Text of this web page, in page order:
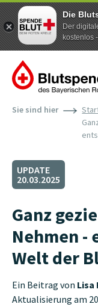
Die
Der
kostenlos
Zum Inhalt der Seite
Sie sind hier
UPDATE
20.03.2025
Ganz
Nehmen -
Welt der
Ein Beitrag von Lisa
Aktualisierung am